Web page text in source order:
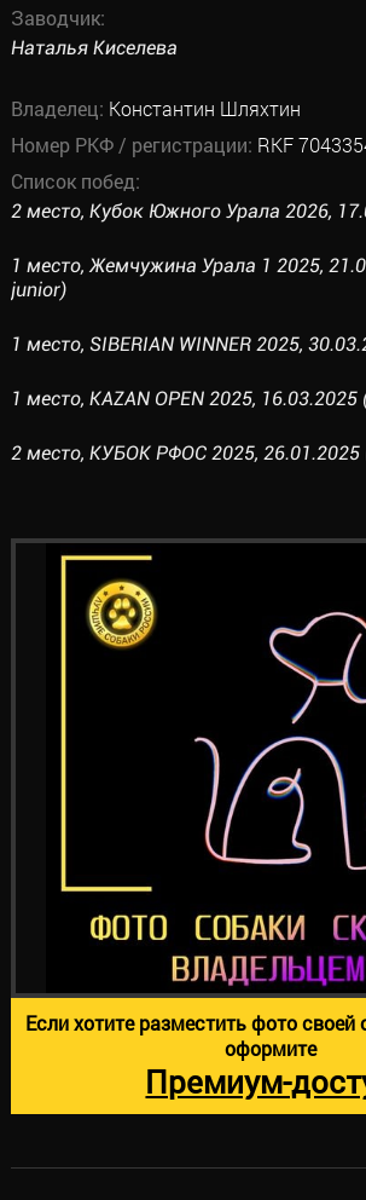
Заводчик:
Наталья Киселева
Владелец: Константин Шляхтин
Номер РКФ / регистрации: RKF
Список побед:
2 место, Кубок Южного Урала 2026,
1 место, Жемчужина Урала 1 2025,
junior)
1 место, SIBERIAN WINNER 2025,
1 место, KAZAN OPEN 2025,
2 место, КУБОК РФОС 2025, 26.01.2025
Если хотите разместить фото своей
оформите
Премиум-